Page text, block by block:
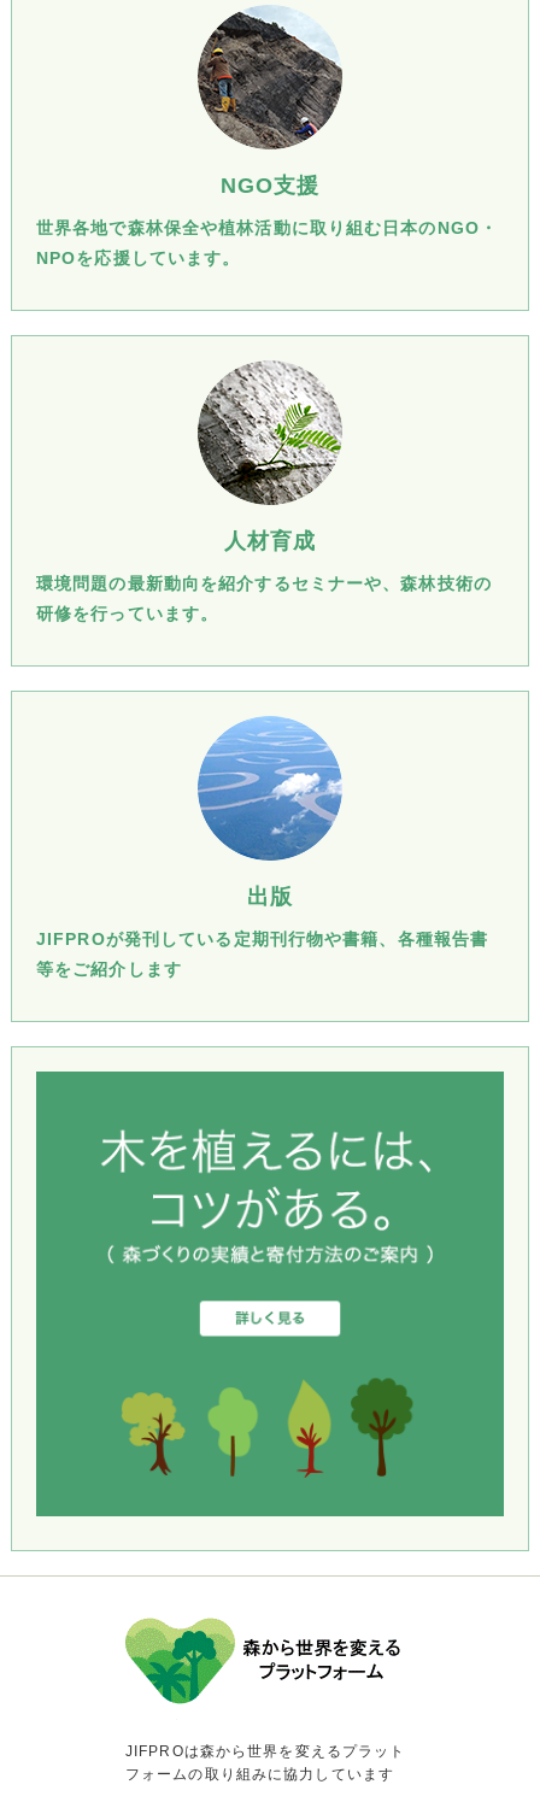
NGO支援
世界各地で森林保全や植林活動に取り組む日本のNGO・
NPOを応援しています。
人材育成
環境問題の最新動向を紹介するセミナーや、森林技術の
研修を行っています。
出版
JIFPROが発刊している定期刊行物や書籍、各種報告書
等をご紹介します
JIFPROは森から世界を変えるプラット
フォームの取り組みに協力しています